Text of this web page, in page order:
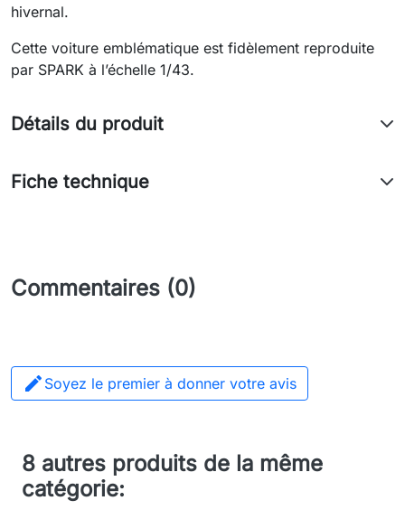
hivernal.
Cette voiture emblématique est fidèlement reproduite
par SPARK à l’échelle 1/43.
Détails du produit
Fiche technique
Commentaires (0)
 Soyez le premier à donner votre avis
8 autres produits de la même
catégorie: